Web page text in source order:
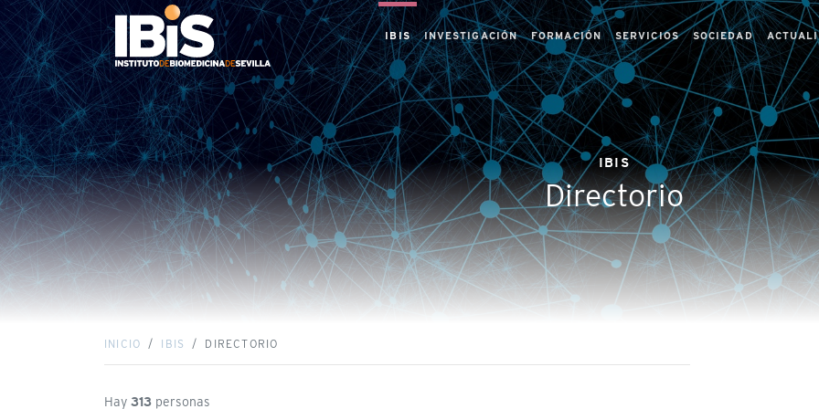
IBIS INVESTIGACIÓN FORMACIÓN SERVICIOS SOCIEDAD
IBIS
Directorio
INICIO IBIS DIRECTORIO
Hay 313 personas